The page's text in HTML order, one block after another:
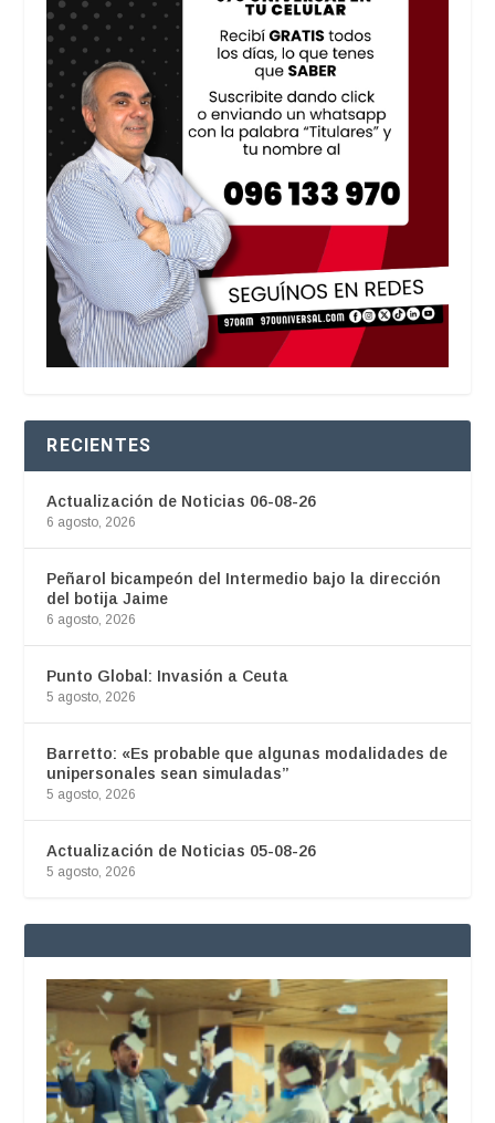
RECIENTES
Actualización de Noticias 06-08-26
6 agosto, 2026
Peñarol bicampeón del Intermedio bajo la dirección
del botija Jaime
6 agosto, 2026
Punto Global: Invasión a Ceuta
5 agosto, 2026
Barretto: «Es probable que algunas modalidades de
unipersonales sean simuladas”
5 agosto, 2026
Actualización de Noticias 05-08-26
5 agosto, 2026